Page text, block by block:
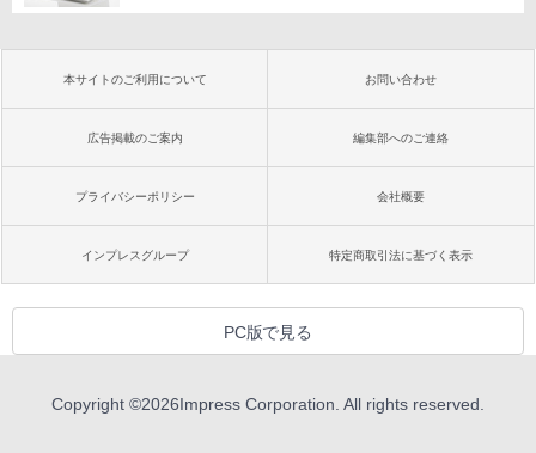
本サイトのご利用について お問い合わせ
広告掲載のご案内 編集部へのご連絡
プライバシーポリシー 会社概要
インプレスグループ 特定商取引法に基づく表示
PC版で見る
Copyright ©2026Impress Corporation. All rights reserved.